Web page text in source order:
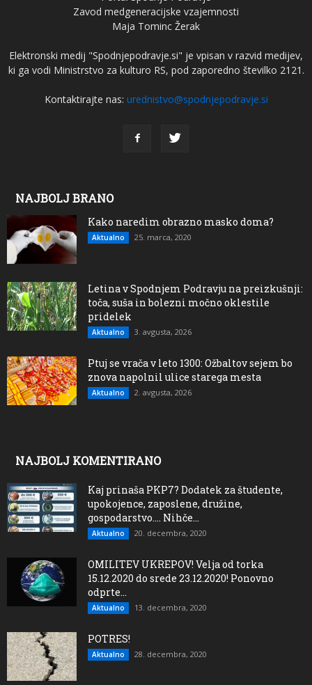
Zavod medgeneracijske vzajemnosti
Maja Tominc Žerak
Elektronski medij "Spodnjepodravje.si" je vpisan v razvid medijev,
ki ga vodi Ministrstvo za kulturo RS, pod zaporedno številko 2121.
Kontaktirajte nas: urednistvo@spodnjepodravje.si
NAJBOLJ BRANO
Kako naredim obrazno masko doma?
Aktualno 25. marca, 2020
Letina v Spodnjem Podravju na preizkušnji:
toča, suša in bolezni močno oklestile
pridelek
Aktualno 3. avgusta, 2026
Ptuj se vrača v leto 1300: Ožbaltov sejem bo
znova napolnil ulice starega mesta
Aktualno 2. avgusta, 2026
NAJBOLJ KOMENTIRANO
Kaj prinaša PKP7? Dodatek za študente,
upokojence, zaposlene, družine,
gospodarstvo…. Nihče...
Aktualno 20. decembra, 2020
OMILITEV UKREPOV! Velja od torka
15.12.2020 do srede 23.12.2020! Ponovno
odprte...
Aktualno 13. decembra, 2020
POTRES!
Aktualno 28. decembra, 2020